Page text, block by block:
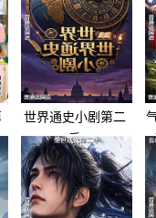
世界通史小剧第二
季